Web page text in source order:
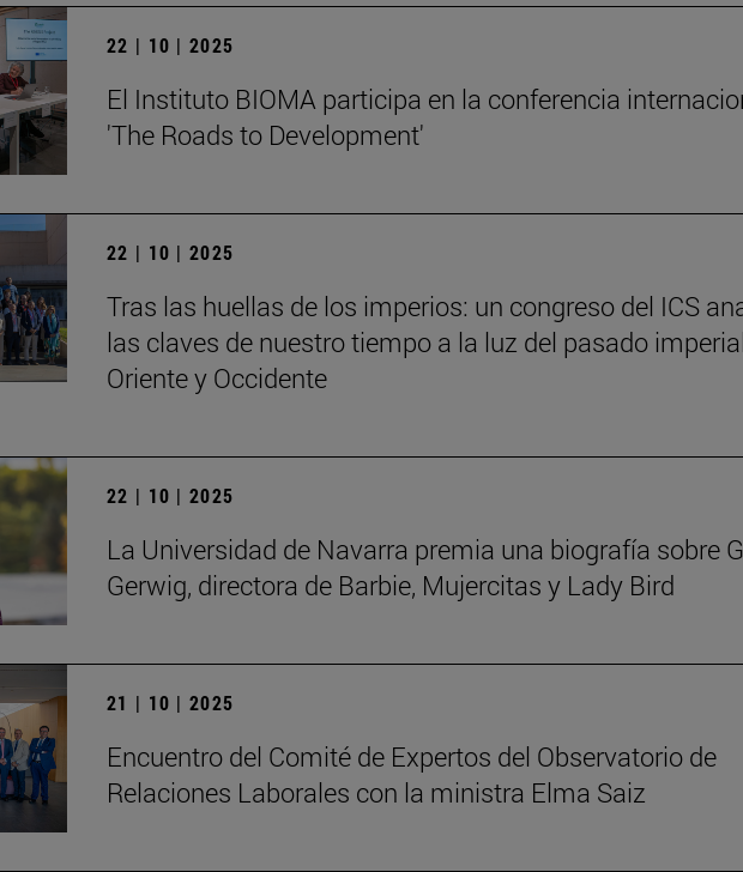
22 | 10 | 2025
El Instituto BIOMA participa en la conferencia
'The Roads to Development'
22 | 10 | 2025
Tras las huellas de los imperios: un congreso del ICS
las claves de nuestro tiempo a la luz del pasado
Oriente y Occidente
22 | 10 | 2025
La Universidad de Navarra premia una biografía sobre
Gerwig, directora de Barbie, Mujercitas y Lady Bird
21 | 10 | 2025
Encuentro del Comité de Expertos del Observatorio de
Relaciones Laborales con la ministra Elma Saiz